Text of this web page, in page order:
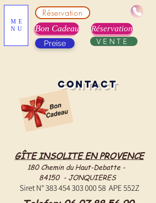
ME
NU
Réservation
Bon Cadeau
Preise
Réservation
VENTE
contact
GÎTE INSOLITE EN PROVENCE
180 Chemin du Haut-Debatte -
84150 - JONQUIERES
Siret N°383 454 303 000 58 APE 552Z